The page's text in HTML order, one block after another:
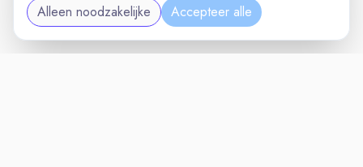
Alleen noodzakelijke
Accepteer alle